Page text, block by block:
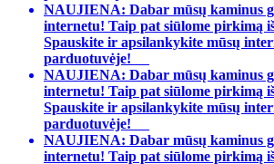
NAUJIENA: Dabar mūsų kaminus
internetu! Taip pat siūlome pirkimą
Spauskite ir apsilankykite mūsų
parduotuvėje!
NAUJIENA: Dabar mūsų kaminus
internetu! Taip pat siūlome pirkimą
Spauskite ir apsilankykite mūsų
parduotuvėje!
NAUJIENA: Dabar mūsų kaminus
internetu! Taip pat siūlome pirkimą